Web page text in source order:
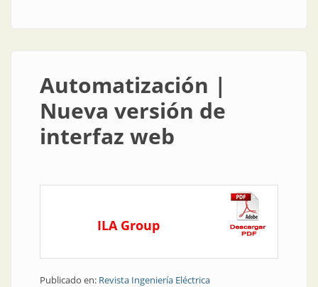
Automatización |
Nueva versión de
interfaz web
ILA Group
Publicado en: Revista Ingeniería Eléctrica